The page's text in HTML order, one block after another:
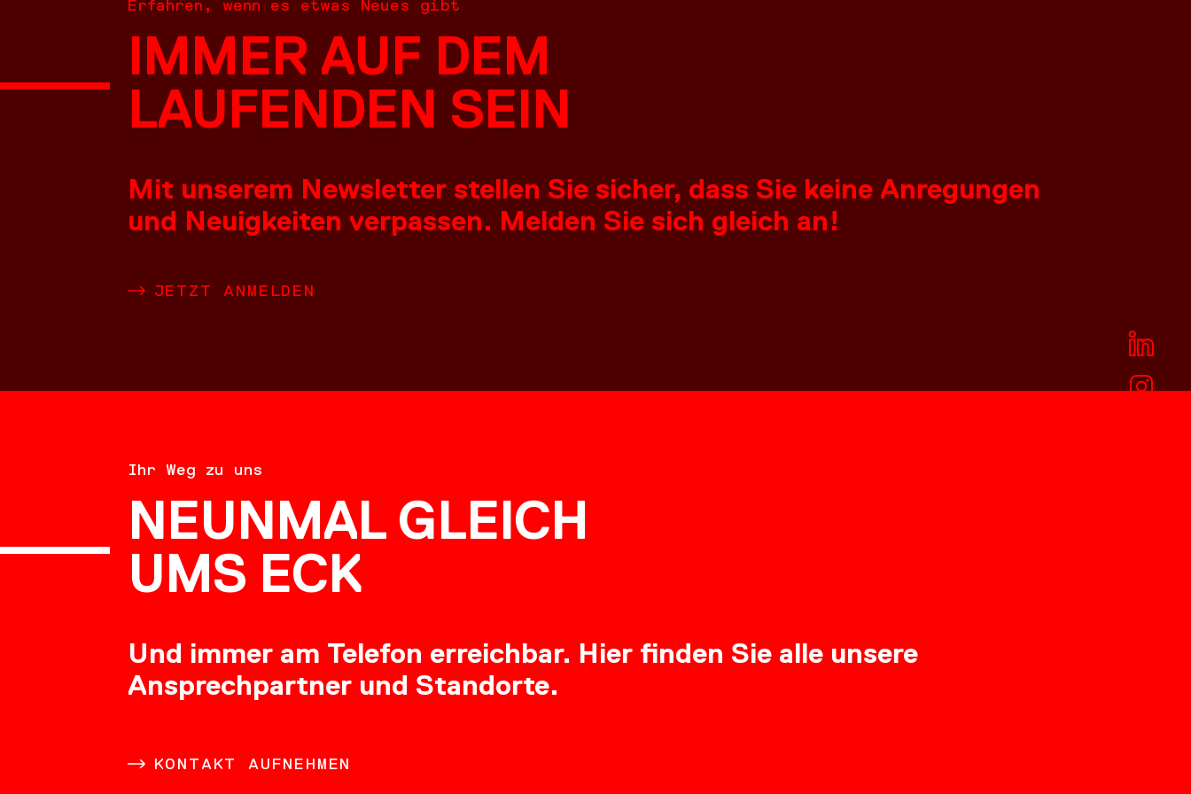
NEUES
LEISTUNGEN
BERATUNG
KARRIERE
DOWNLOADS
Erfahren, wenn es etwas Neues gibt
IMMER AUF DEM
LAUFENDEN SEIN
Mit unserem Newsletter stellen Sie sicher, dass Sie keine Anregungen
und Neuigkeiten verpassen. Melden Sie sich gleich an!
JETZT ANMELDEN
Ihr Weg zu uns
NEUNMAL GLEICH
UMS ECK
Und immer am Telefon erreichbar. Hier finden Sie alle unsere
Ansprechpartner und Standorte.
KONTAKT AUFNEHMEN